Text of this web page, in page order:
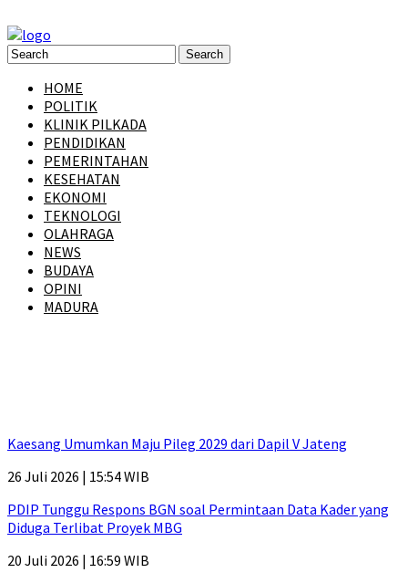
HOME
POLITIK
KLINIK PILKADA
PENDIDIKAN
PEMERINTAHAN
KESEHATAN
EKONOMI
TEKNOLOGI
OLAHRAGA
NEWS
BUDAYA
OPINI
MADURA
Kaesang Umumkan Maju Pileg 2029 dari Dapil V Jateng
26 Juli 2026 | 15:54 WIB
PDIP Tunggu Respons BGN soal Permintaan Data Kader yang
Diduga Terlibat Proyek MBG
20 Juli 2026 | 16:59 WIB